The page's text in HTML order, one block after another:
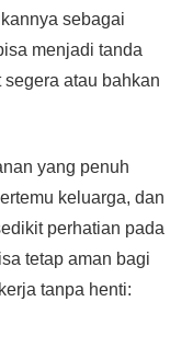
sebagai
menjadi tanda
atau bahkan
yang penuh
keluarga, dan
perhatian pada
tetap aman bagi
tanpa henti: